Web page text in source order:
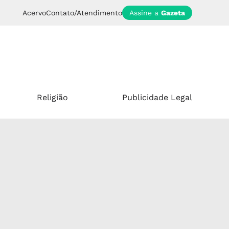
AcervoContato/Atendimento Assine a Gazeta
Religião Publicidade Legal